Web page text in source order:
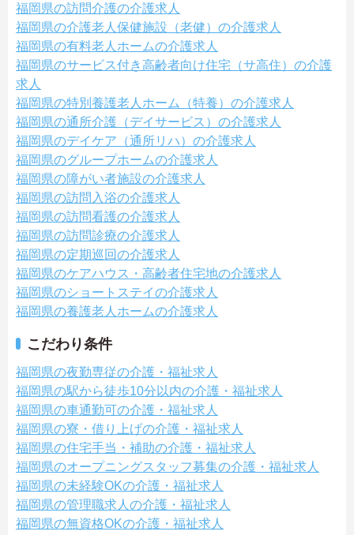
福岡県の訪問介護の介護求人
福岡県の介護老人保健施設（老健）の介護求人
福岡県の有料老人ホームの介護求人
福岡県のサービス付き高齢者向け住宅（サ高住）の介護
求人
福岡県の特別養護老人ホーム（特養）の介護求人
福岡県の通所介護（デイサービス）の介護求人
福岡県のデイケア（通所リハ）の介護求人
福岡県のグループホームの介護求人
福岡県の障がい者施設の介護求人
福岡県の訪問入浴の介護求人
福岡県の訪問看護の介護求人
福岡県の訪問診療の介護求人
福岡県の定期巡回の介護求人
福岡県のケアハウス・高齢者住宅地の介護求人
福岡県のショートステイの介護求人
福岡県の養護老人ホームの介護求人
こだわり条件
福岡県の夜勤専従の介護・福祉求人
福岡県の駅から徒歩10分以内の介護・福祉求人
福岡県の車通勤可の介護・福祉求人
福岡県の寮・借り上げの介護・福祉求人
福岡県の住宅手当・補助の介護・福祉求人
福岡県のオープニングスタッフ募集の介護・福祉求人
福岡県の未経験OKの介護・福祉求人
福岡県の管理職求人の介護・福祉求人
福岡県の無資格OKの介護・福祉求人